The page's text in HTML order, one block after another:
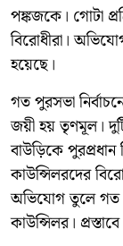
পঙ্কজকে। গোটা
বিরোধীরা।
হয়েছে।
গত পুরসভা
জয়ী হয় তৃণমূল।
বাউড়িকে পুরপ্রধান
কাউন্সিলরদের
অভিযোগ তুলে গত
কাউন্সিলর।